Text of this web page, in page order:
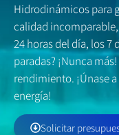
Hidrodinámicos para
calidad
24 horas del día, los 7
paradas? ¡Nunca
rendimiento. ¡Únase
energía!
Solicitar